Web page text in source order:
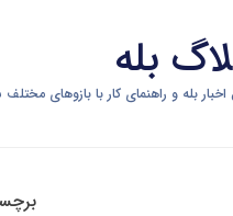
بله
بله و راهنمای کار با بازوهای مختلف